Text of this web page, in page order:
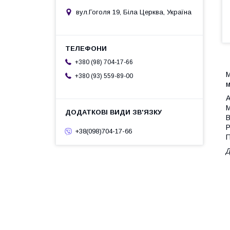
вул.Гоголя 19, Біла Церква, Україна
+380 (98) 704-17-66
+380 (93) 559-89-00
+38(098)704-17-66